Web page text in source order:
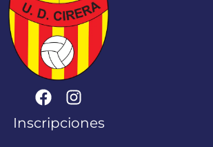
Inscripciones